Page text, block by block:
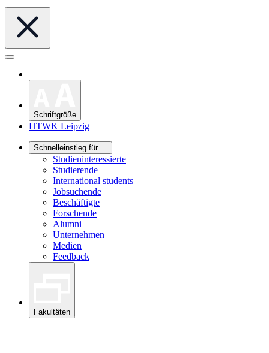
Schriftgröße
HTWK Leipzig
Schnelleinstieg für ...
Studieninteressierte
Studierende
International students
Jobsuchende
Beschäftigte
Forschende
Alumni
Unternehmen
Medien
Feedback
Fakultäten